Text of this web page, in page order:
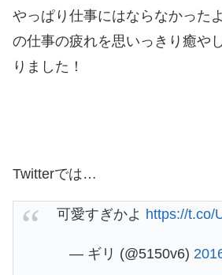
やっぱり仕事にはならなかった
の仕事の疲れを思いっきり癒や
りました！
Twitterでは…
可愛すぎかよ https://t.co/
— ギリ (@5150v6)